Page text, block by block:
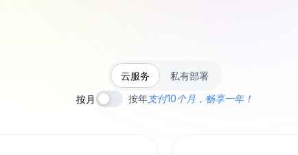
云服务
私有部署
按月
按年支付10个月，畅享一年！